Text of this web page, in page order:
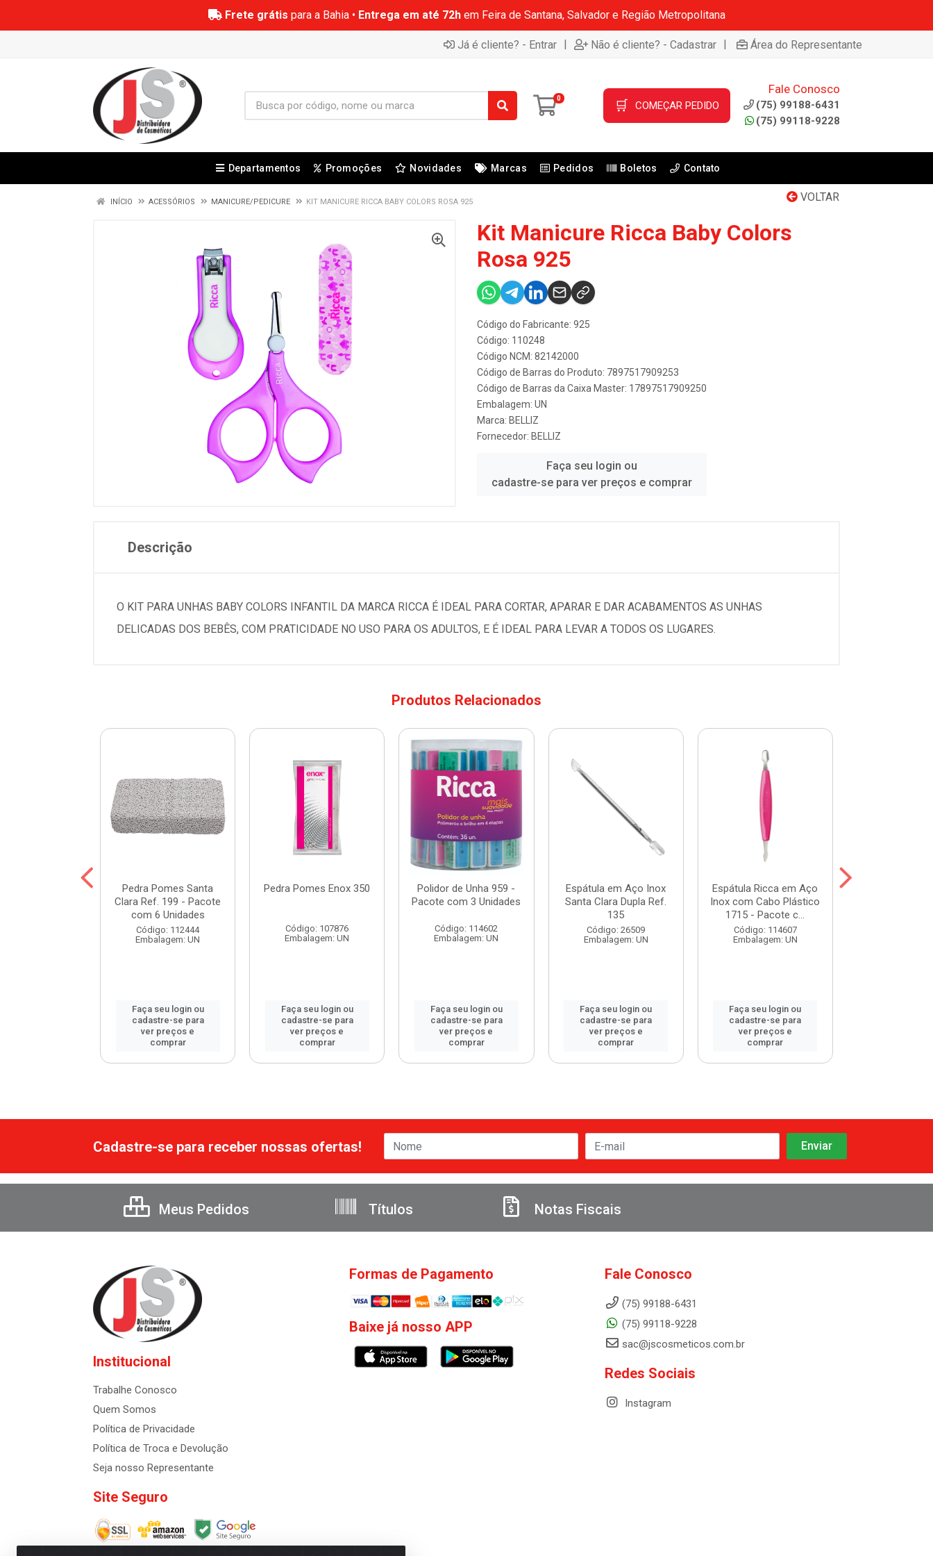
Frete grátis para a Bahia • Entrega em até 72hem Feira de Santana, Salvador e Região Metropolitana
Já é cliente? - Entrar | Não é cliente? - Cadastrar | Área do Representante
0 🛒 COMEÇAR PEDIDO
Fale Conosco
(75) 99188-6431
(75) 99118-9228
Departamentos Promoções Novidades Marcas Pedidos Boletos Contato
VOLTAR
INÍCIO ACESSÓRIOS MANICURE/PEDICURE KIT MANICURE RICCA BABY COLORS ROSA 925
Kit Manicure Ricca Baby Colors
Rosa 925
Código do Fabricante: 925
Código: 110248
Código NCM: 82142000
Código de Barras do Produto: 7897517909253
Código de Barras da Caixa Master: 17897517909250
Embalagem: UN
Marca: BELLIZ
Fornecedor: BELLIZ
Faça seu login ou
cadastre-se para ver preços e comprar
Descrição
O KIT PARA UNHAS BABY COLORS INFANTIL DA MARCA RICCA É IDEAL PARA CORTAR, APARAR E DAR ACABAMENTOS AS UNHAS
DELICADAS DOS BEBÊS, COM PRATICIDADE NO USO PARA OS ADULTOS, E É IDEAL PARA LEVAR A TODOS OS LUGARES.
Produtos Relacionados
Pedra Pomes Santa
Clara Ref. 199 - Pacote
com 6 Unidades
Código: 112444
Embalagem: UN
Faça seu login ou
cadastre-se para
ver preços e
comprar
Pedra Pomes Enox 350
Código: 107876
Embalagem: UN
Faça seu login ou
cadastre-se para
ver preços e
comprar
Polidor de Unha 959 -
Pacote com 3 Unidades
Código: 114602
Embalagem: UN
Faça seu login ou
cadastre-se para
ver preços e
comprar
Espátula em Aço Inox
Santa Clara Dupla Ref.
135
Código: 26509
Embalagem: UN
Faça seu login ou
cadastre-se para
ver preços e
comprar
Espátula Ricca em Aço
Inox com Cabo Plástico
1715 - Pacote c...
Código: 114607
Embalagem: UN
Faça seu login ou
cadastre-se para
ver preços e
comprar
Cadastre-se para receber nossas ofertas!
Meus Pedidos Títulos Notas Fiscais
Institucional
Trabalhe Conosco
Quem Somos
Política de Privacidade
Política de Troca e Devolução
Seja nosso Representante
Site Seguro
Formas de Pagamento
Baixe já nosso APP
Fale Conosco
(75) 99188-6431
(75) 99118-9228
sac@jscosmeticos.com.br
Redes Sociais
Instagram